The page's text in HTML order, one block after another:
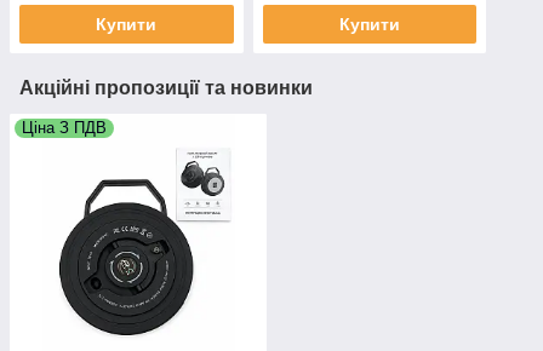
Купити Купити
Акційні пропозиції та новинки
Ціна З ПДВ